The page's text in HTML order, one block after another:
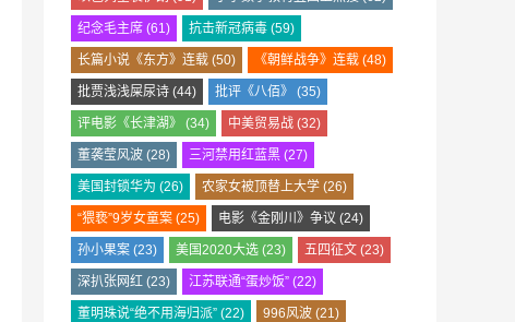
纪念毛主席 (61) 抗击新冠病毒 (59)
长篇小说《东方》连载 (50) 《朝鲜战争》连载 (48)
批贾浅浅屎尿诗 (44) 批评《八佰》 (35)
评电影《长津湖》 (34) 中美贸易战 (32)
董袭莹风波 (28) 三河禁用红蓝黑 (27)
美国封锁华为 (26) 农家女被顶替上大学 (26)
“猥亵”9岁女童案 (25) 电影《金刚川》争议 (24)
孙小果案 (23) 美国2020大选 (23) 五四征文 (23)
深扒张网红 (23) 江苏联通“蛋炒饭” (22)
董明珠说“绝不用海归派” (22) 996风波 (21)